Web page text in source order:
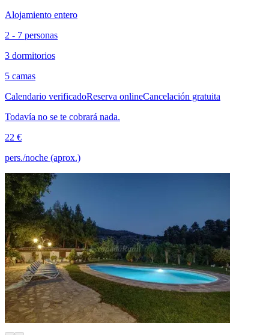
Alojamiento entero
2 - 7 personas
3 dormitorios
5 camas
Calendario verificadoReserva onlineCancelación gratuita
Todavía no se te cobrará nada.
22 €
pers./noche (aprox.)